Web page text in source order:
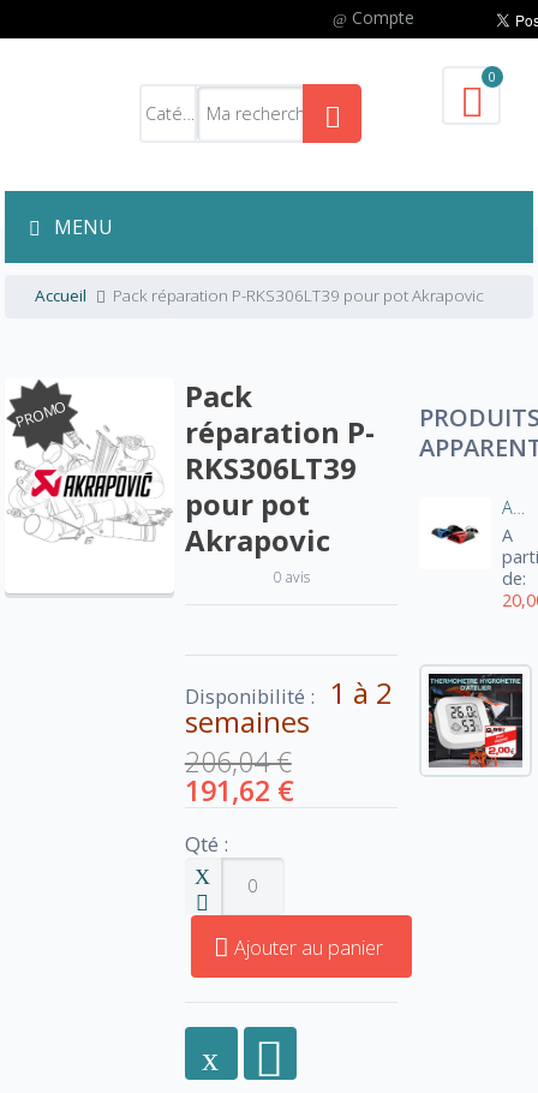
Compte
0
MENU
Accueil Pack réparation P-RKS306LT39 pour pot Akrapovic
PROMO
Pack
réparation P-
RKS306LT39
pour pot
Akrapovic
0 avis
Disponibilité : 1 à 2
semaines
206,04 €
191,62 €
Qté :
Ajouter au panier
Aération manche blouson moto
A
de: